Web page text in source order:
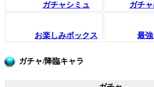
ガチャシミュ ガチ
お楽しみボックス 最
ガチャ/降臨キャラ